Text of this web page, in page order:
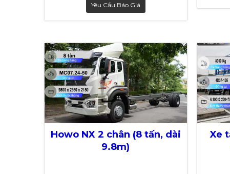
Yêu Cầu Báo Giá
Howo NX 2 chân (8 tấn, dài
9.8m)
Xe